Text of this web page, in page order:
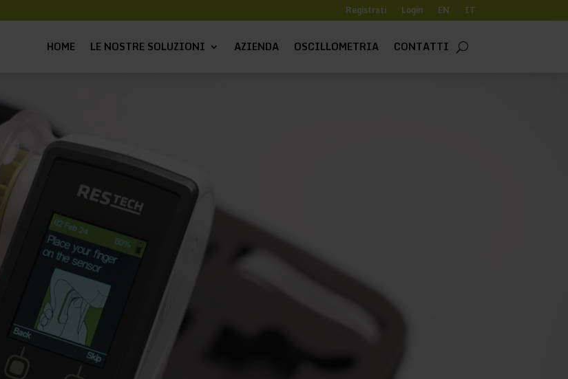
Registrati Login EN IT
HOME LE NOSTRE SOLUZIONI AZIENDA OSCILLOMETRIA CONTATTI